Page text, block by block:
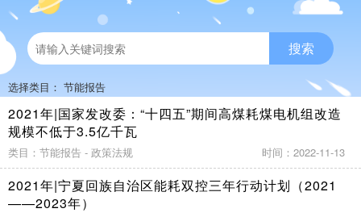
搜索
选择类目： 节能报告
2021年|国家发改委：“十四五”期间高煤耗煤电机组改造
规模不低于3.5亿千瓦
类目：节能报告 - 政策法规 时间：2022-11-13
2021年|宁夏回族自治区能耗双控三年行动计划（2021
——2023年）